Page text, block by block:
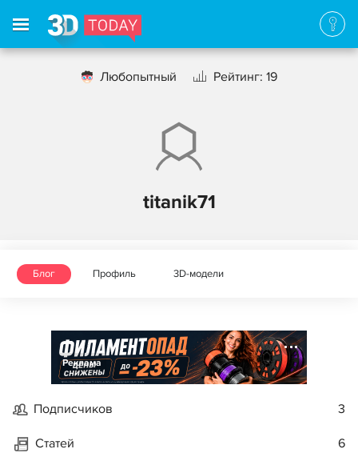
Любопытный Рейтинг: 19
titanik71
Блог Профиль 3D-модели
Реклама
Подписчиков 3
Статей 6